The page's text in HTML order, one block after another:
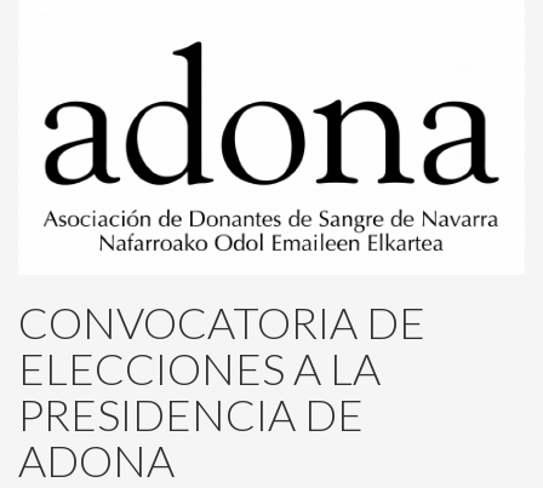
CONVOCATORIA DE
ELECCIONES A LA
PRESIDENCIA DE
ADONA